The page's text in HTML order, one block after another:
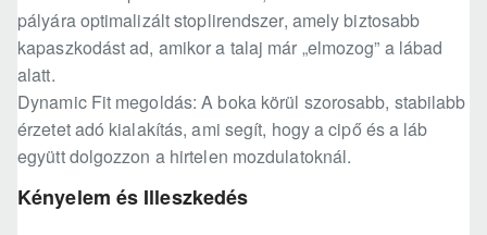
pályára optimalizált stoplirendszer, amely biztosabb
kapaszkodást ad, amikor a talaj már „elmozog” a lábad
alatt.
Dynamic Fit megoldás: A boka körül szorosabb, stabilabb
érzetet adó kialakítás, ami segít, hogy a cipő és a láb
együtt dolgozzon a hirtelen mozdulatoknál.
Kényelem és Illeszkedés